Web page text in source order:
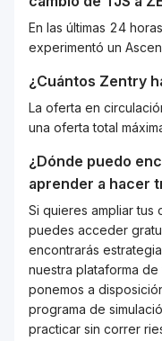
En las últimas 24
experimentó un
¿Cuántos Zentry
La oferta en
una oferta total
¿Dónde puedo
aprender a hacer
Si quieres ampliar tus
puedes acceder
encontrarás
nuestra plataforma de
ponemos a
programa de
practicar sin correr